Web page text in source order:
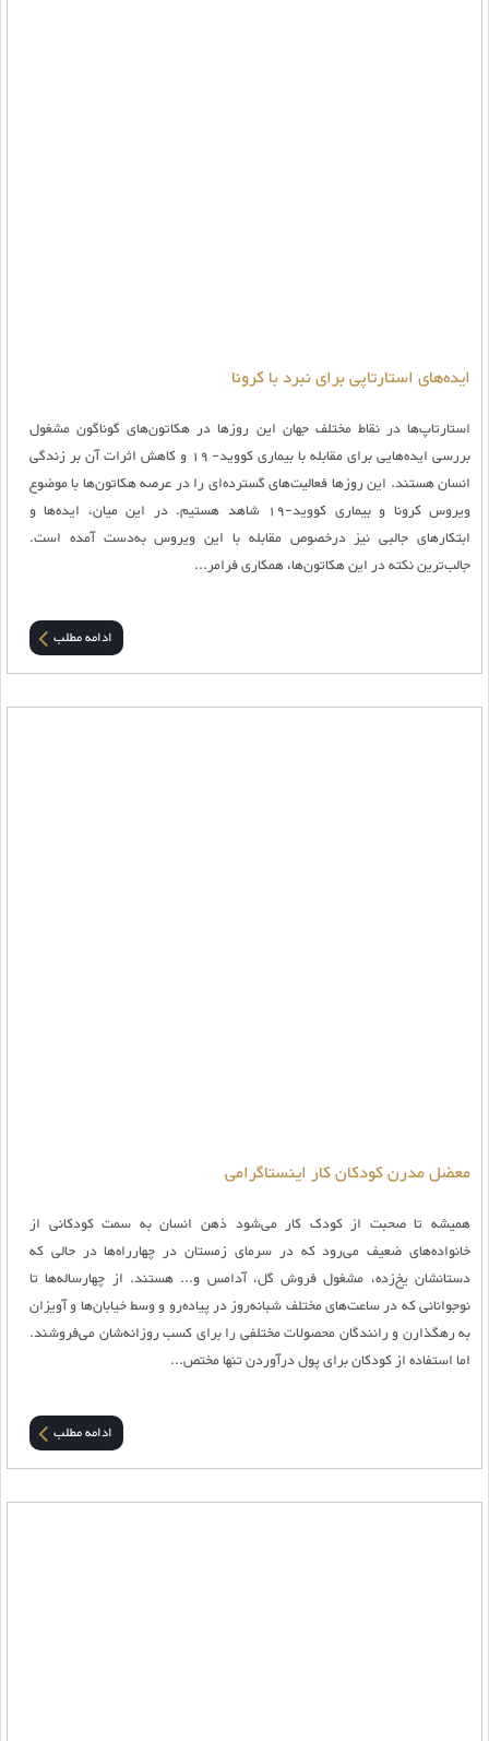
ایده‌های استارتاپی برای نبرد با کرونا
استارتاپ‌ها در نقاط مختلف جهان این روز‌ها در هکاتون‌های گوناگون مشغول
بررسی ایده‌هایی برای مقابله با بیماری کووید- 19 و کاهش اثرات آن بر زندگی
انسان هستند. این روز‌ها فعالیت‌های گسترده‌ای را در عرصه هکاتون‌ها با موضوع
ویروس کرونا و بیماری کووید-19 شاهد هستیم. در این میان، ایده‌ها و
ابتکار‌های جالبی نیز درخصوص مقابله با این ویروس به‌دست آمده است.
جالب‌ترین نکته در این هکاتون‌ها، همکاری فرامر...
ادامه مطلب
معضل مدرن کودکان کار اینستاگرامی
همیشه تا صحبت از کودک کار می‌شود ذهن انسان به سمت کودکانی از
خانواده‌های ضعیف می‌رود که در سرمای زمستان در چهارراه‌ها در حالی که
دستانشان یخ‌زده، مشغول فروش گل، آدامس و... هستند. از چهارساله‌ها تا
نوجوانانی که در ساعت‌های مختلف شبانه‌روز در پیاده‌رو و وسط خیابان‌ها و آویزان
به رهگذارن و رانندگان محصولات مختلفی را برای کسب روزانه‌شان می‌فروشند.
اما استفاده از کودکان برای پول درآوردن تنها مختص...
ادامه مطلب